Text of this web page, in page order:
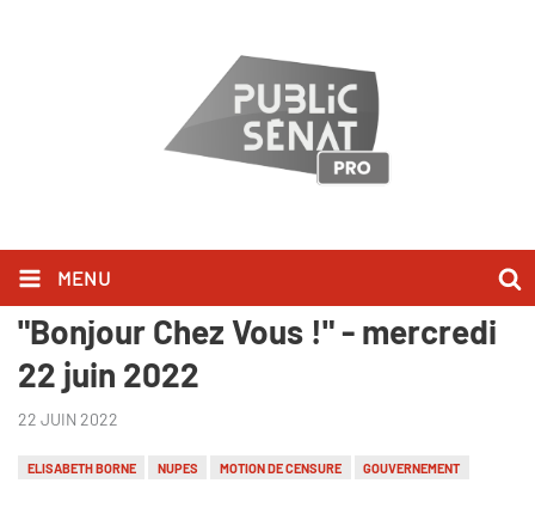
MENU
Patrick Kanner l'a dit dans
"Bonjour Chez Vous !" - mercredi
22 juin 2022
22 JUIN 2022
ELISABETH BORNE NUPES MOTION DE CENSURE GOUVERNEMENT